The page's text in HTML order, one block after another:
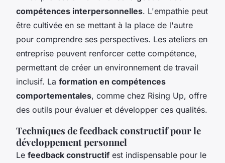
compétences interpersonnelles. L'empathie peut
être cultivée en se mettant à la place de l'autre
pour comprendre ses perspectives. Les ateliers en
entreprise peuvent renforcer cette compétence,
permettant de créer un environnement de travail
inclusif. La formation en compétences
comportementales, comme chez Rising Up, offre
des outils pour évaluer et développer ces qualités.
Techniques de feedback constructif pour le
développement personnel
Le feedback constructif est indispensable pour le